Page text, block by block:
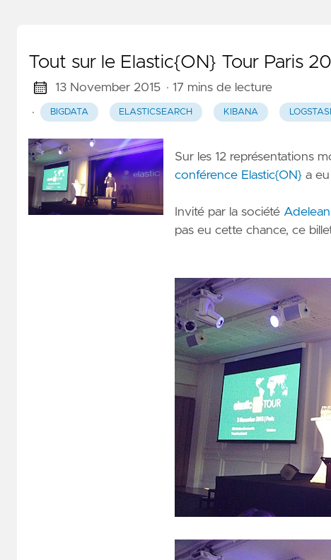
Tout sur le Elastic{ON} Tour Paris
13 November 2015 · 17 mins de lecture
·
BIGDATA ELASTICSEARCH KIBANA
Sur les 12 représentations
conférence Elastic{ON}a eu
Invité par la société Adelean
pas eu cette chance, ce